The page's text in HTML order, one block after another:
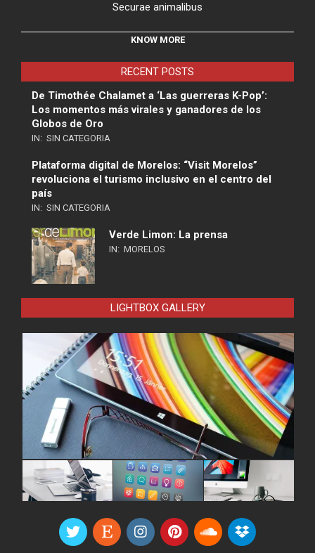
Securae animalibus
KNOW MORE
RECENT POSTS
De Timothée Chalamet a ‘Las guerreras K-Pop’:
Los momentos más virales y ganadores de los
Globos de Oro
IN: SIN CATEGORIA
Plataforma digital de Morelos: “Visit Morelos”
revoluciona el turismo inclusivo en el centro del
país
IN: SIN CATEGORIA
Verde Limon: La prensa
IN: MORELOS
LIGHTBOX GALLERY